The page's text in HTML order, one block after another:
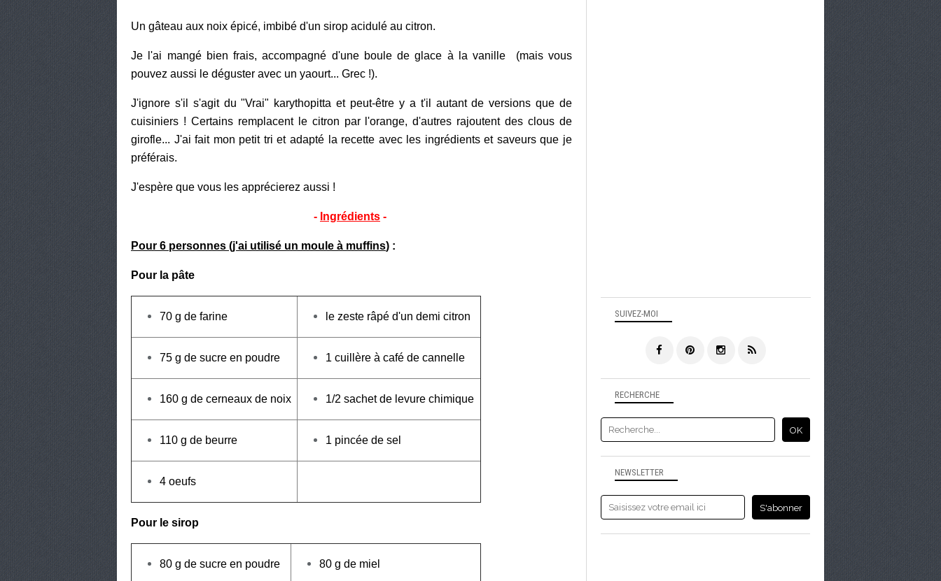
Un gâteau aux noix épicé, imbibé d'un sirop acidulé au citron.
Je l'ai mangé bien frais, accompagné d'une boule de glace à la vanille (mais vous
pouvez aussi le déguster avec un yaourt... Grec !).
J'ignore s'il s'agit du "Vrai" karythopitta et peut-être y a t'il autant de versions que de
cuisiniers ! Certains remplacent le citron par l'orange, d'autres rajoutent des clous de
girofle... J'ai fait mon petit tri et adapté la recette avec les ingrédients et saveurs que je
préférais.
J'espère que vous les apprécierez aussi !
- Ingrédients -
Pour 6 personnes (j'ai utilisé un moule à muffins) :
Pour la pâte
70 g de farine le zeste râpé d'un demi citron
75 g de sucre en poudre 1 cuillère à café de cannelle
160 g de cerneaux de noix 1/2 sachet de levure chimique
110 g de beurre 1 pincée de sel
4 oeufs
Pour le sirop
80 g de sucre en poudre 80 g de miel
NEWSLETTER
SUIVEZ-MOI
RECHERCHE